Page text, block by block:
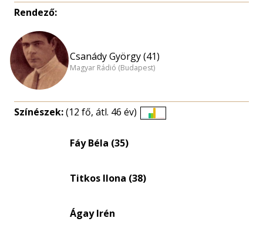
Rendező:
Csanády György (41)
Magyar Rádió (Budapest)
Színészek:(12 fő, átl. 46 év)
Fáy Béla (35)
Titkos Ilona (38)
Ágay Irén